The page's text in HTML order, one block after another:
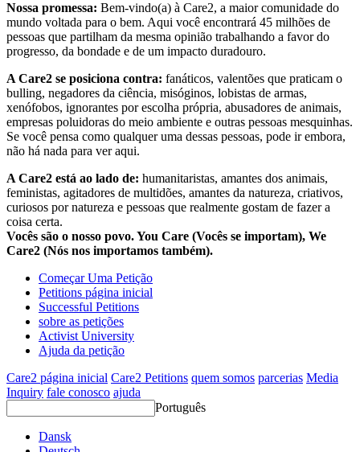
Nossa promessa: Bem-vindo(a) à Care2, a maior comunidade do
mundo voltada para o bem. Aqui você encontrará 45 milhões de
pessoas que partilham da mesma opinião trabalhando a favor do
progresso, da bondade e de um impacto duradouro.
A Care2 se posiciona contra: fanáticos, valentões que praticam o
bulling, negadores da ciência, misóginos, lobistas de armas,
xenófobos, ignorantes por escolha própria, abusadores de animais,
empresas poluidoras do meio ambiente e outras pessoas mesquinhas.
Se você pensa como qualquer uma dessas pessoas, pode ir embora,
não há nada para ver aqui.
A Care2 está ao lado de: humanitaristas, amantes dos animais,
feministas, agitadores de multidões, amantes da natureza, criativos,
curiosos por natureza e pessoas que realmente gostam de fazer a
coisa certa.
Vocês são o nosso povo. You Care (Vocês se importam), We
Care2 (Nós nos importamos também).
Começar Uma Petição
Petitions página inicial
Successful Petitions
sobre as petições
Activist University
Ajuda da petição
Care2 página inicial Care2 Petitions quem somos parcerias Media
Inquiry fale conosco ajuda
Português
Dansk